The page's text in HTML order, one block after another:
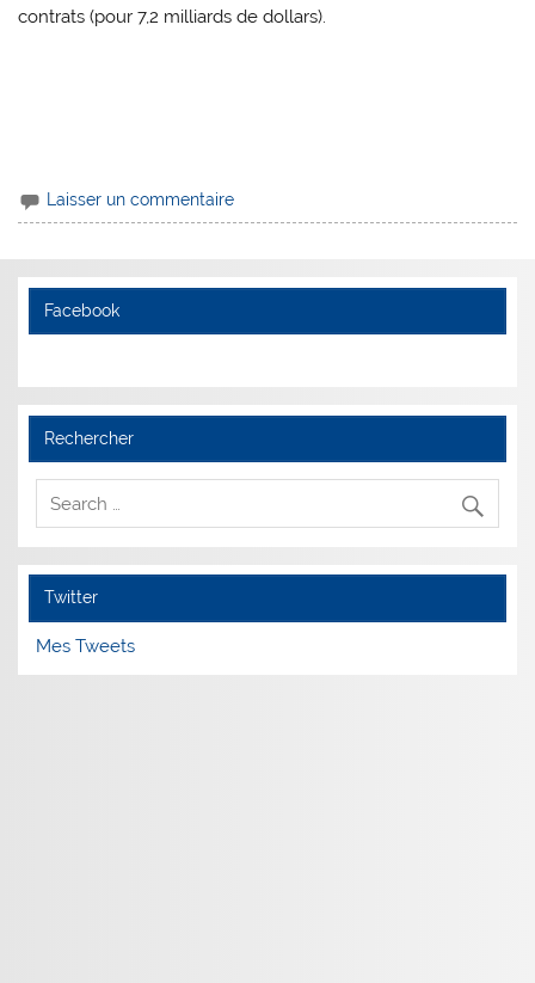
contrats (pour 7,2 milliards de dollars).
Laisser un commentaire
Facebook
Rechercher
Twitter
Mes Tweets